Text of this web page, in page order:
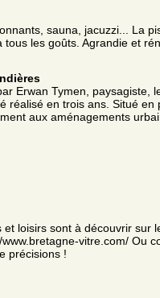
sauna, jacuzzi... La
les goûts. Agrandie et
Erwan Tymen, paysagiste,
réalisé en trois ans. Situé en
aux aménagements
loisirs sont à découvrir sur
vitre.com/ Ou
précisions !